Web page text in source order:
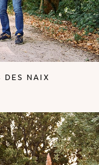
DES NAIX